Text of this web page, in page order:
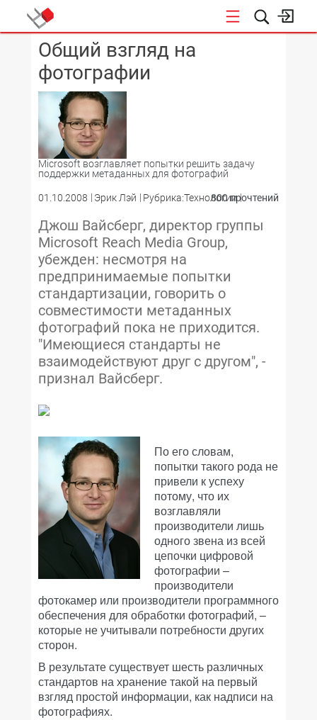
КОНФЕРЕНЦИИ
Общий взгляд на
фотографии
Microsoft возглавляет попытки решить задачу
поддержки метаданных для фотографий
01.10.2008 Эрик Лэй Рубрика:Технологии800 прочтений
Джош Вайсберг, директор группы
Microsoft Reach Media Group,
убежден: несмотря на
предпринимаемые попытки
стандартизации, говорить о
совместимости метаданных
фотографий пока не приходится.
"Имеющиеся стандарты не
взаимодействуют друг с другом", -
признал Вайсберг.
По его словам,
попытки такого рода не
привели к успеху
потому, что их
возглавляли
производители лишь
одного звена из всей
цепочки цифровой
фотографии –
производители
фотокамер или производители программного
обеспечения для обработки фотографий, –
которые не учитывали потребности других
сторон.
В результате существует шесть различных
стандартов на хранение такой на первый
взгляд простой информации, как надписи на
фотографиях.